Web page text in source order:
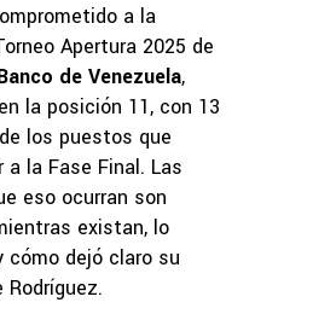
a la
Apertura 2025 de
de Venezuela,
la posición 11, con 13
los puestos que
a la Fase Final. Las
eso ocurran son
existan, lo
cómo dejó claro su